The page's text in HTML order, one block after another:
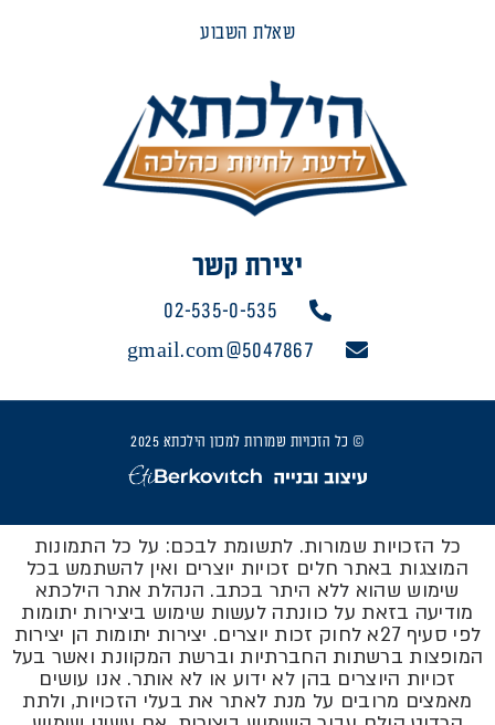
יצירת קשר
02-535-0-535
5047867@gmail.com
שאלת השבוע
© כל הזכויות שמורות למכון הילכתא 2025
כל הזכויות שמורות. לתשומת לבכם: על כל התמונות
המוצגות באתר חלים זכויות יוצרים ואין להשתמש בכל
שימוש שהוא ללא היתר בכתב. הנהלת אתר הילכתא
מודיעה בזאת על כוונתה לעשות שימוש ביצירות יתומות
לפי סעיף 27א לחוק זכות יוצרים. יצירות יתומות הן יצירות
המופצות ברשתות החברתיות וברשת המקוונת ואשר בעל
זכויות היוצרים בהן לא ידוע או לא אותר. אנו עושים
מאמצים מרובים על מנת לאתר את בעלי הזכויות, ולתת